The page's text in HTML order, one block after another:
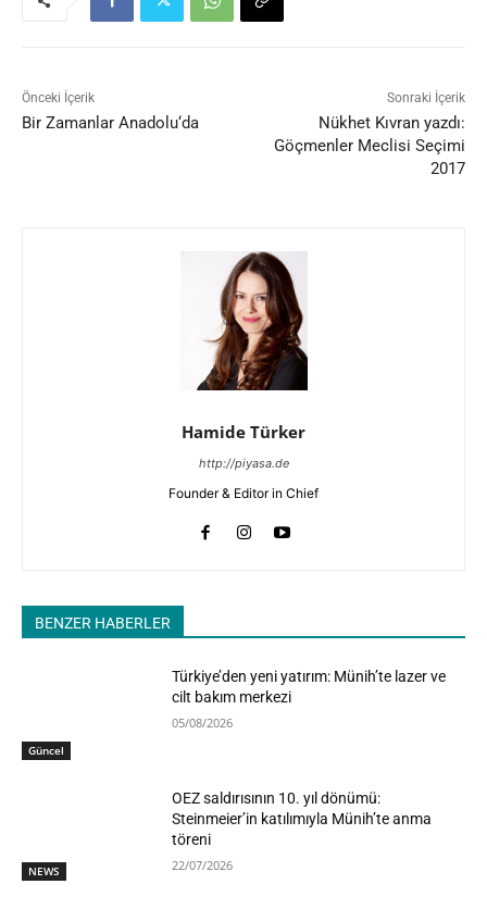
Önceki İçerik
Bir Zamanlar Anadolu‘da
Sonraki İçerik
Nükhet Kıvran yazdı:
Göçmenler Meclisi Seçimi
2017
Hamide Türker
http://piyasa.de
Founder & Editor in Chief
BENZER HABERLER
Güncel
Türkiye’den yeni yatırım: Münih’te lazer ve
cilt bakım merkezi
05/08/2026
NEWS
OEZ saldırısının 10. yıl dönümü:
Steinmeier’in katılımıyla Münih’te anma
töreni
22/07/2026